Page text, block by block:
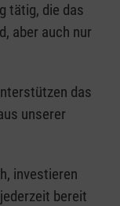
tätig, die das
aber auch nur
das
unserer
investieren
bereit